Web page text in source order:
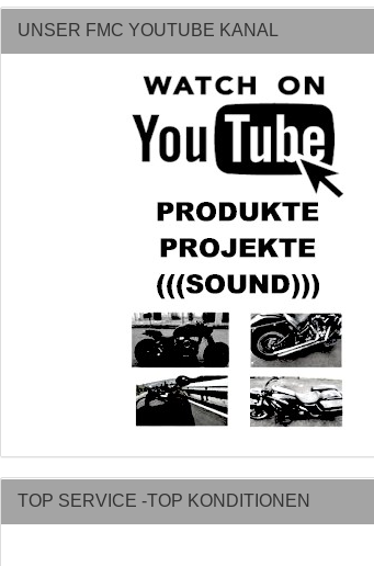
UNSER FMC YOUTUBE KANAL
TOP SERVICE -TOP KONDITIONEN